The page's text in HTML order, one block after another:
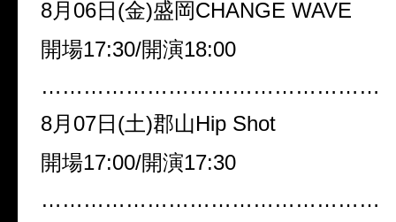
8月06日(金)盛岡CHANGE WAVE
開場17:30/開演18:00
…………………………………………
8月07日(土)郡山Hip Shot
開場17:00/開演17:30
…………………………………………